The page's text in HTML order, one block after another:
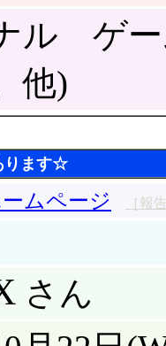
ル ゲー
他)
ります☆
ムページ ［報
さん